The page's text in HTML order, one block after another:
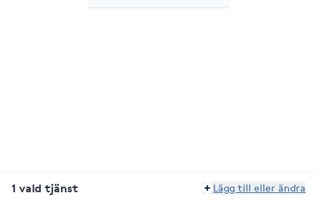
1 vald tjänst Lägg till eller ändra